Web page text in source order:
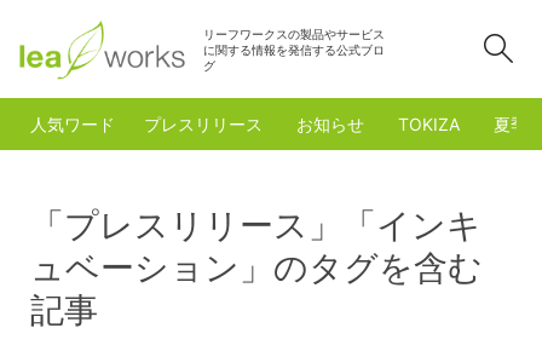
リーフワークスの製品やサービス
に関する情報を発信する公式ブロ
グ
人気ワード プレスリリース お知らせ TOKIZA 夏季
「プレスリリース」「インキ
ュベーション」のタグを含む
記事